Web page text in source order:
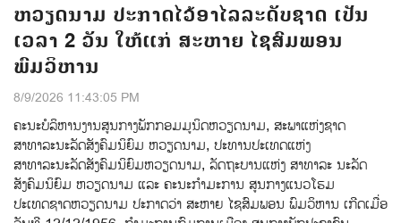
ຫວຽດນາມ ປະກາດໄວ້ອາໄລລະດັບຊາດ ເປັນ
ເວລາ 2 ວັນ ໃຫ້ແກ່ ສະຫາຍ ໄຊສົມພອນ
ພົມວິຫານ
8/9/2026 11:43:05 PM
ຄະນະບໍລິຫານງານສູນກາງພັກກອມມູນິດຫວຽດນາມ, ສະພາແຫ່ງຊາດ
ສາທາລະນະລັດສັງຄົມນິຍົມ ຫວຽດນາມ, ປະທານປະເທດແຫ່ງ
ສາທາລະນະລັດສັງຄົມນິຍົມຫວຽດນາມ, ລັດຖະບານແຫ່ງ ສາທາລະ ນະລັດ
ສັງຄົມນິຍົມ ຫວຽດນາມ ແລະ ຄະນະກຳມະການ ສູນກາງແນວໂຮມ
ປະເທດຊາດຫວຽດນາມ ປະກາດວ່າ ສະຫາຍ ໄຊສົມພອນ ພົມວິຫານ ເກີດເມື່ອ